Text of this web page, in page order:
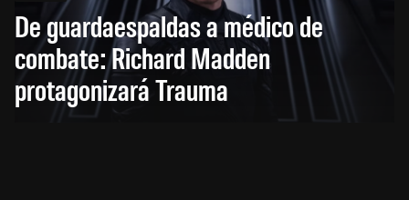
De guardaespaldas a médico de
combate: Richard Madden
protagonizará Trauma